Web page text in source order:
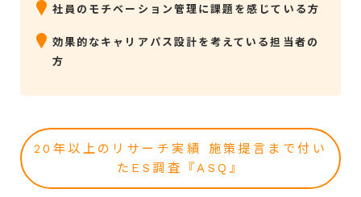
社員のモチベーション管理に課題を感じている方
効果的なキャリアパス設計を考えている担当者の
方
20年以上のリサーチ実績 施策提言まで付い
たES調査『ASQ』